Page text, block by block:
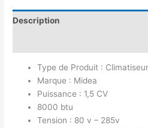
Description
Type de Produit :
Marque : Midea
Puissance : 1,5 CV
8000 btu
Tension : 80 v – 285v